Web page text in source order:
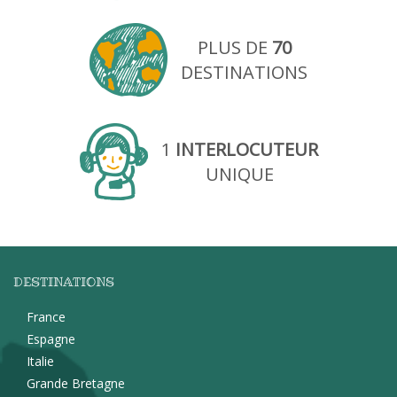
PLUS DE 70
DESTINATIONS
1 INTERLOCUTEUR
UNIQUE
DESTINATIONS
France
Espagne
Italie
Grande Bretagne